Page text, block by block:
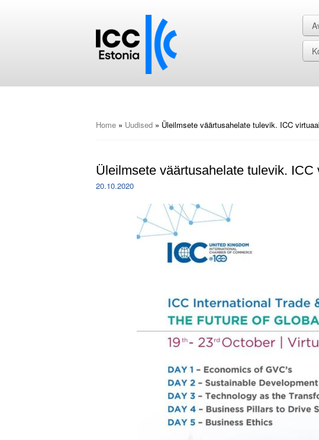
Home » Uudised » Üleilmsete väärtusahelate tulevik. ICC
Üleilmsete väärtusahelate tulevik. ICC
20.10.2020